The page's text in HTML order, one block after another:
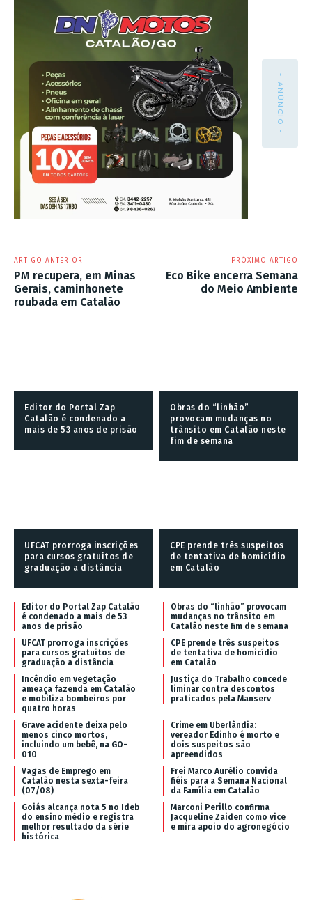
- ANÚNCIO -
ARTIGO ANTERIOR
PM recupera, em Minas
Gerais, caminhonete
roubada em Catalão
PRÓXIMO ARTIGO
Eco Bike encerra Semana
do Meio Ambiente
Editor do Portal Zap
Catalão é condenado a
mais de 53 anos de prisão
Obras do “linhão”
provocam mudanças no
trânsito em Catalão neste
fim de semana
UFCAT prorroga inscrições
para cursos gratuitos de
graduação a distância
CPE prende três suspeitos
de tentativa de homicídio
em Catalão
Editor do Portal Zap Catalão
é condenado a mais de 53
anos de prisão
Obras do “linhão” provocam
mudanças no trânsito em
Catalão neste fim de semana
UFCAT prorroga inscrições
para cursos gratuitos de
graduação a distância
CPE prende três suspeitos
de tentativa de homicídio
em Catalão
Incêndio em vegetação
ameaça fazenda em Catalão
e mobiliza bombeiros por
quatro horas
Justiça do Trabalho concede
liminar contra descontos
praticados pela Manserv
Grave acidente deixa pelo
menos cinco mortos,
incluindo um bebê, na GO-
010
Crime em Uberlândia:
vereador Edinho é morto e
dois suspeitos são
apreendidos
Vagas de Emprego em
Catalão nesta sexta-feira
(07/08)
Frei Marco Aurélio convida
fiéis para a Semana Nacional
da Família em Catalão
Goiás alcança nota 5 no Ideb
do ensino médio e registra
melhor resultado da série
histórica
Marconi Perillo confirma
Jacqueline Zaiden como vice
e mira apoio do agronegócio